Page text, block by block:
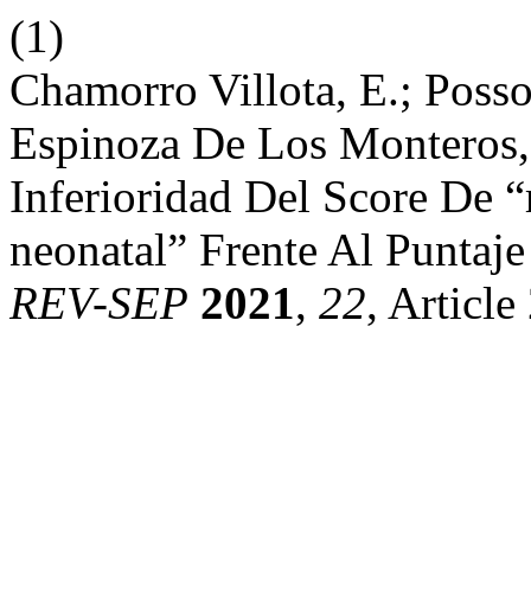
(1)
Chamorro Villota, E.;
Espinoza De Los
Inferioridad Del Score De
neonatal” Frente Al
REV-SEP 2021, 22, Article